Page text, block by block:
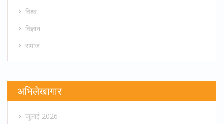
विश्व
विज्ञान
समाज
अभिलेखागार
जुलाई 2026